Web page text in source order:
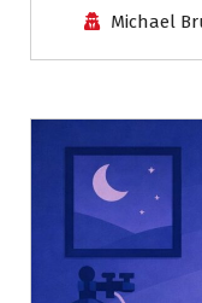
Michael